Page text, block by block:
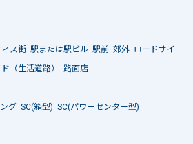
ィス街 駅または駅ビル 駅前 郊外 ロードサイ
（生活道路）
路面店
グ SC(箱型) SC(パワーセンター型)